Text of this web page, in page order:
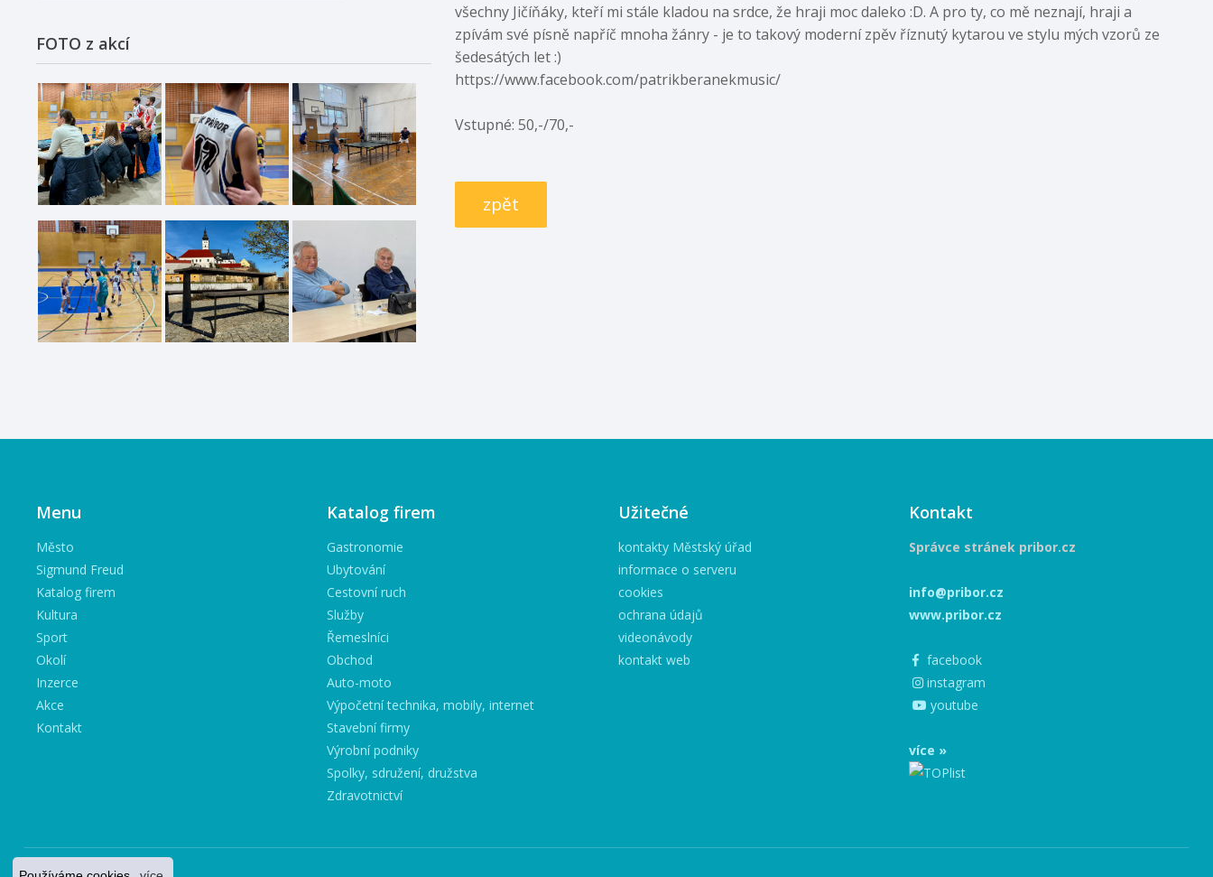
všechny Jičíňáky, kteří mi stále kladou na srdce, že hraji moc daleko :D. A pro ty, co mě neznají, hraji a
zpívám své písně napříč mnoha žánry - je to takový moderní zpěv říznutý kytarou ve stylu mých vzorů ze
šedesátých let :)
https://www.facebook.com/patrikberanekmusic/
Vstupné: 50,-/70,-
zpět
FOTO z akcí
Menu
Město
Sigmund Freud
Katalog firem
Kultura
Sport
Okolí
Inzerce
Akce
Kontakt
Katalog firem
Gastronomie
Ubytování
Cestovní ruch
Služby
Řemeslníci
Obchod
Auto-moto
Výpočetní technika, mobily, internet
Stavební firmy
Výrobní podniky
Spolky, sdružení, družstva
Zdravotnictví
Užitečné
kontakty Městský úřad
informace o serveru
cookies
ochrana údajů
videonávody
kontakt web
Kontakt
Správce stránek pribor.cz
info@pribor.cz
www.pribor.cz
facebook
instagram
youtube
více »